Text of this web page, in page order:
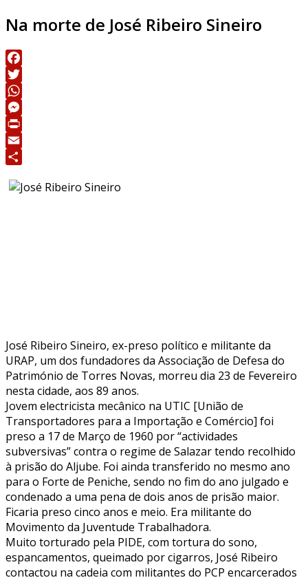
Na morte de José Ribeiro Sineiro
Facebook
Twitter
WhatsApp
Messenger
Print
Email
José Ribeiro Sineiro, ex-preso político e militante da
URAP, um dos fundadores da Associação de Defesa do
Património de Torres Novas, morreu dia 23 de Fevereiro
nesta cidade, aos 89 anos.
Jovem electricista mecânico na UTIC [União de
Transportadores para a Importação e Comércio] foi
preso a 17 de Março de 1960 por “actividades
subversivas” contra o regime de Salazar tendo recolhido
à prisão do Aljube. Foi ainda transferido no mesmo ano
para o Forte de Peniche, sendo no fim do ano julgado e
condenado a uma pena de dois anos de prisão maior.
Ficaria preso cinco anos e meio. Era militante do
Movimento da Juventude Trabalhadora.
Muito torturado pela PIDE, com tortura do sono,
espancamentos, queimado por cigarros, José Ribeiro
contactou na cadeia com militantes do PCP encarcerados